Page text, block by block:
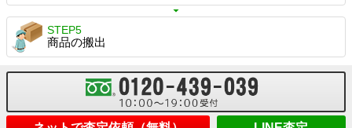
STEP5
商品の搬出